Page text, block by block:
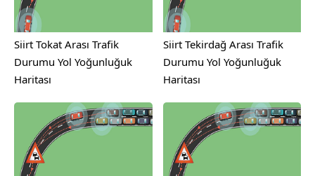
Siirt Tokat Arası Trafik
Durumu Yol Yoğunluğuk
Haritası
Siirt Tekirdağ Arası Trafik
Durumu Yol Yoğunluğuk
Haritası